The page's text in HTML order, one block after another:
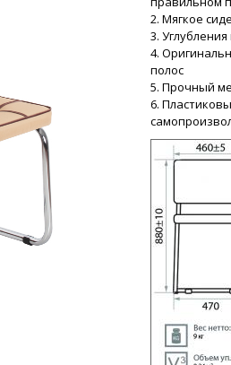
2. Мягкое
3.
4.
полос
5. Прочный
6.